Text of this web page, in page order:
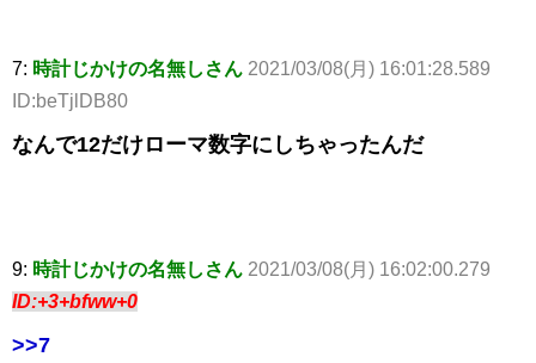
7: 時計じかけの名無しさん 2021/03/08(月) 16:01:28.589
ID:beTjlDB80
なんで12だけローマ数字にしちゃったんだ
9: 時計じかけの名無しさん 2021/03/08(月) 16:02:00.279
ID:+3+bfww+0
>>7